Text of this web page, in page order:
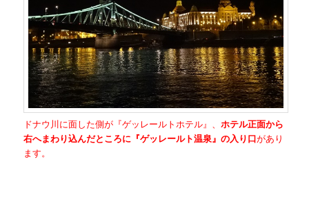
ドナウ川に面した側が『ゲッレールトホテル』、ホテル正面から
右へまわり込んだところに『ゲッレールト温泉』の入り口があり
ます。